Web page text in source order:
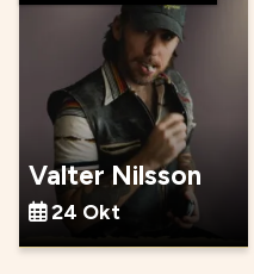
Valter Nilsson
24 Okt